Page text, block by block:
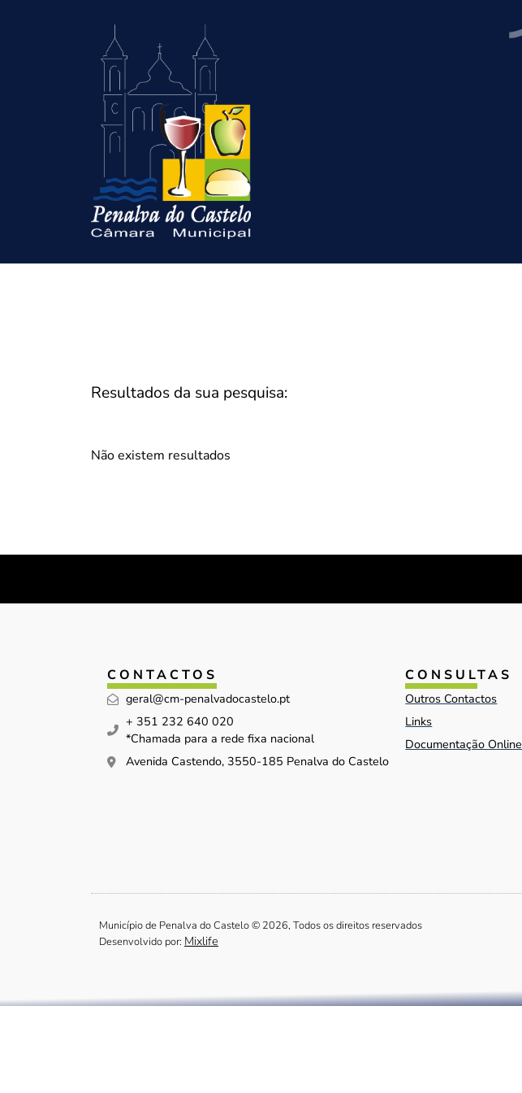
Resultados da sua pesquisa:
Não existem resultados
CONTACTOS
geral@cm-penalvadocastelo.pt
+ 351 232 640 020
*Chamada para a rede fixa nacional
Avenida Castendo, 3550-185 Penalva do Castelo
CONSULTAS
Outros Contactos
Links
Documentação Online
Município de Penalva do Castelo © 2026, Todos os direitos reservados
Desenvolvido por: Mixlife